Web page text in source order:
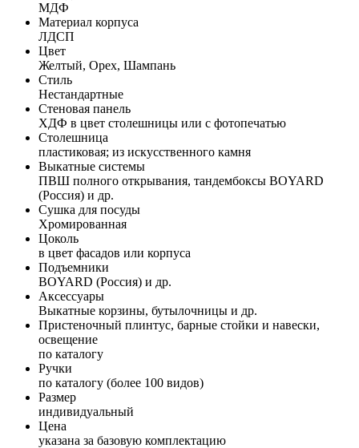
МДФ
Материал корпуса
ЛДСП
Цвет
Желтый, Орех, Шампань
Стиль
Нестандартные
Стеновая панель
ХДФ в цвет столешницы или с фотопечатью
Столешница
пластиковая; из искусственного камня
Выкатные системы
ПВШ полного открывания, тандембоксы BOYARD
(Россия) и др.
Сушка для посуды
Хромированная
Цоколь
в цвет фасадов или корпуса
Подъемники
BOYARD (Россия) и др.
Аксессуары
Выкатные корзины, бутылочницы и др.
Пристеночный плинтус, барные стойки и навески,
освещение
по каталогу
Ручки
по каталогу (более 100 видов)
Размер
индивидуальный
Цена
указана за базовую комплектацию